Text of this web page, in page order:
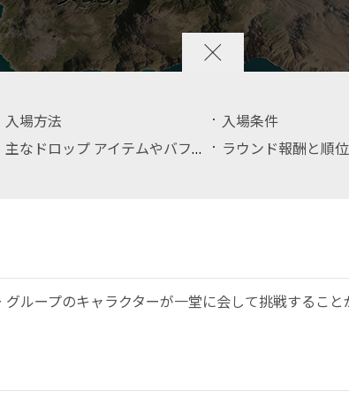
入場方法 入場条件
主なドロップ アイテムやバフ効果 ラウンド報酬と順
ループのキャラクターが一堂に会して挑戦するこ